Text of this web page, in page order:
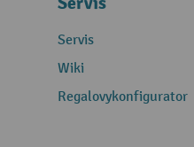
Servis
Wiki
Regalovykonfigurator